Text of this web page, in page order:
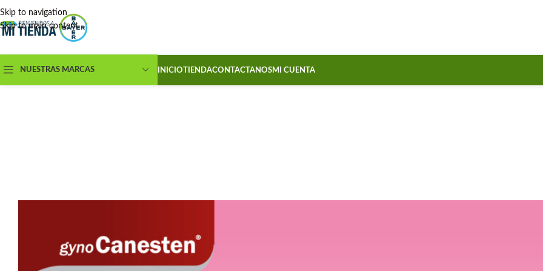
Skip to navigation
Skip to main content
NUESTRAS MARCAS INICIOTIENDACONTACTANOSMI CUENTA